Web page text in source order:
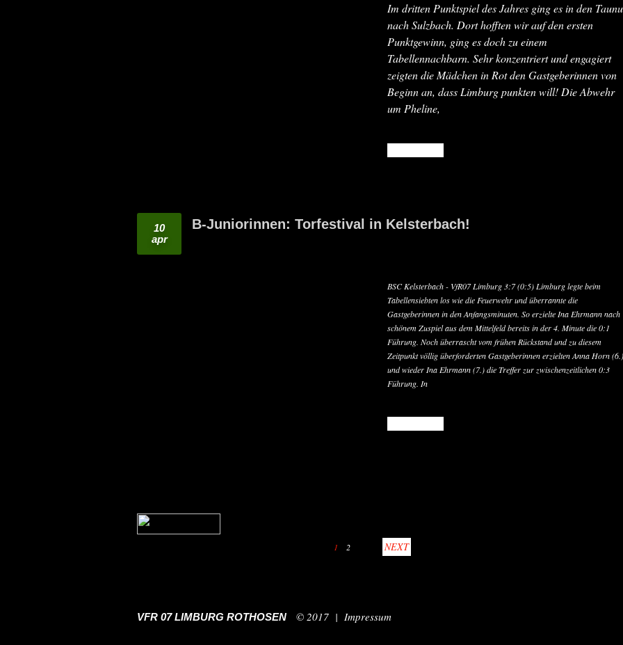
Im dritten Punktspiel des Jahres ging es in den
nach Sulzbach. Dort hofften wir auf den ersten
Punktgewinn, ging es doch zu einem
Tabellennachbarn. Sehr konzentriert und engagiert
zeigten die Mädchen in Rot den Gastgeberinnen von
Beginn an, dass Limburg punkten will! Die Abwehr
um Pheline,
10
apr
B-Juniorinnen: Torfestival in Kelsterbach!
BSC Kelsterbach - VfR07 Limburg 3:7 (0:5) Limburg legte beim
Tabellensiebten los wie die Feuerwehr und überrannte die
Gastgeberinnen in den Anfangsminuten. So erzielte Ina Ehrmann nach
schönem Zuspiel aus dem Mittelfeld bereits in der 4. Minute die 0:1
Führung. Noch überrascht vom frühen Rückstand und zu diesem
Zeitpunkt völlig überforderten Gastgeberinnen erzielten Anna Horn (6.)
und wieder Ina Ehrmann (7.) die Treffer zur zwischenzeitlichen 0:3
Führung. In
1 2 NEXT
VFR 07 LIMBURG ROTHOSEN © 2017 | Impressum